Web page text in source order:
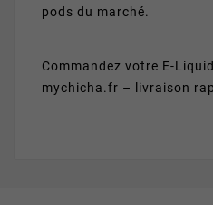
pods du marché.
Commandez votre E-
mychicha.fr – livraison